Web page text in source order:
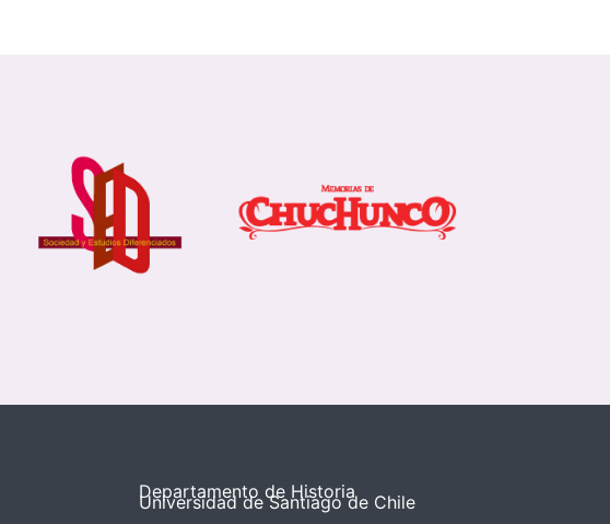
Departamento de Historia
Universidad de Santiago de Chile